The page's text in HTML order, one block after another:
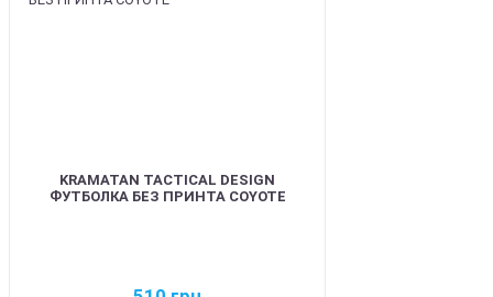
KRAMATAN TACTICAL DESIGN
ФУТБОЛКА БЕЗ ПРИНТА COYOTE